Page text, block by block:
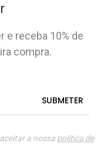
e receba 10% de
compra.
a nossa política de